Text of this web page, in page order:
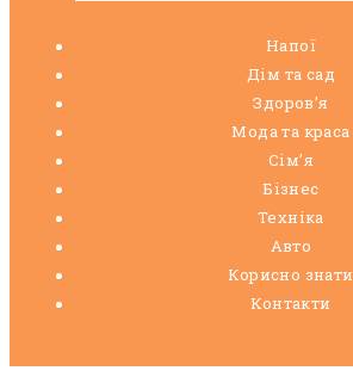
Напої
Дім та сад
Здоровʼя
Мода та краса
Сімʼя
Бізнес
Техніка
Авто
Корисно знати
Контакти